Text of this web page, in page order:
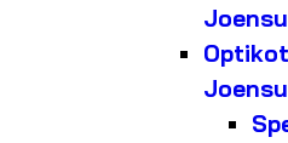
Optikot